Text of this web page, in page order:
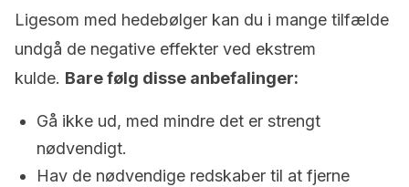
Ligesom med hedebølger kan du i mange tilfælde
undgå de negative effekter ved ekstrem
kulde. Bare følg disse anbefalinger:
Gå ikke ud, med mindre det er strengt
nødvendigt.
Hav de nødvendige redskaber til at fjerne